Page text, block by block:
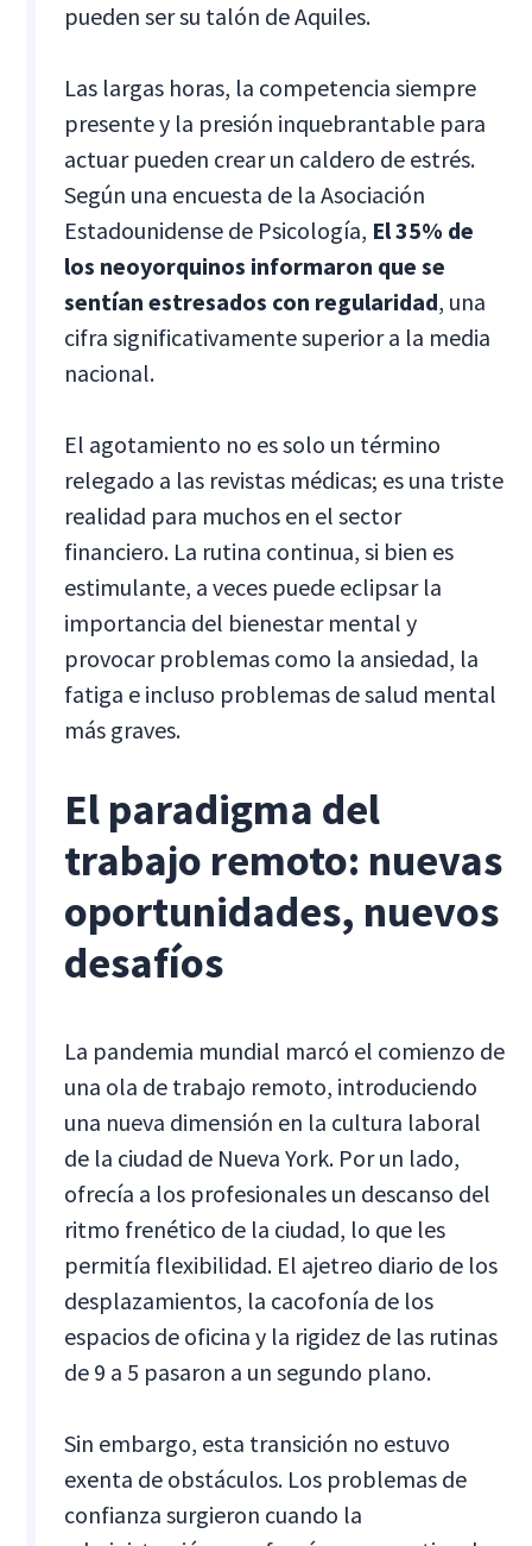
pueden ser su talón de Aquiles.
Las largas horas, la competencia siempre
presente y la presión inquebrantable para
actuar pueden crear un caldero de estrés.
Según una encuesta de la Asociación
Estadounidense de Psicología, El 35% de
los neoyorquinos informaron que se
sentían estresados con regularidad, una
cifra significativamente superior a la media
nacional.
El agotamiento no es solo un término
relegado a las revistas médicas; es una triste
realidad para muchos en el sector
financiero. La rutina continua, si bien es
estimulante, a veces puede eclipsar la
importancia del bienestar mental y
provocar problemas como la ansiedad, la
fatiga e incluso problemas de salud mental
más graves.
El paradigma del
trabajo remoto: nuevas
oportunidades, nuevos
desafíos
La pandemia mundial marcó el comienzo de
una ola de trabajo remoto, introduciendo
una nueva dimensión en la cultura laboral
de la ciudad de Nueva York. Por un lado,
ofrecía a los profesionales un descanso del
ritmo frenético de la ciudad, lo que les
permitía flexibilidad. El ajetreo diario de los
desplazamientos, la cacofonía de los
espacios de oficina y la rigidez de las rutinas
de 9 a 5 pasaron a un segundo plano.
Sin embargo, esta transición no estuvo
exenta de obstáculos. Los problemas de
confianza surgieron cuando la